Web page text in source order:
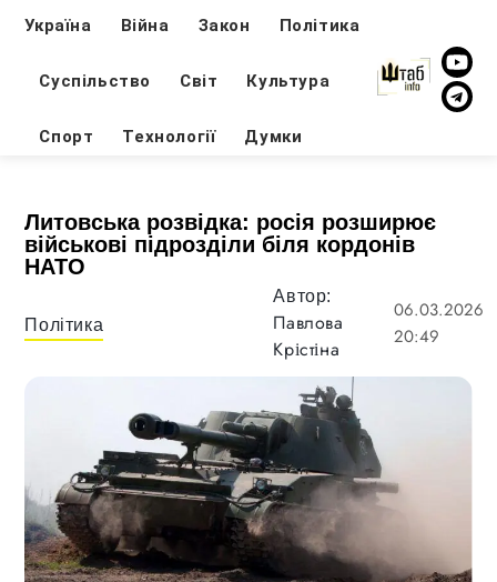
Україна Війна Закон Політика
Суспільство Світ Культура
Спорт Технології Думки
Литовська розвідка: росія розширює
військові підрозділи біля кордонів
НАТО
Політика
Автор:
Павлова
Крістіна
06.03.2026
20:49